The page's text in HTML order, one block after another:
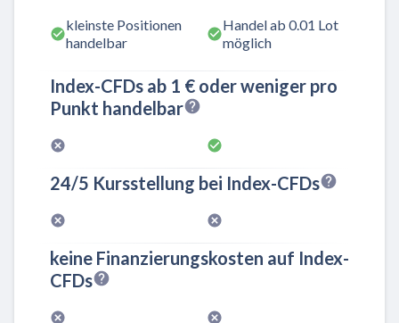
kleinste Positionen
handelbar
Handel ab 0.01 Lot
möglich
Index-CFDs ab 1 € oder weniger pro
Punkt handelbar
24/5 Kursstellung bei Index-CFDs
keine Finanzierungskosten auf Index-
CFDs